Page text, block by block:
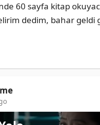
60 sayfa kitap
dedim, bahar geldi